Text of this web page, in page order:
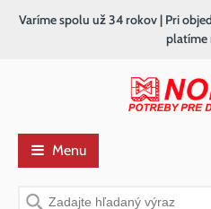
Vyhľadávanie
Varíme spolu už 34 rokov | Pri
platíme
Menu